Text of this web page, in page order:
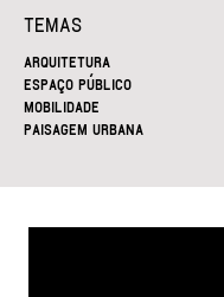
TEMAS
ARQUITETURA
ESPAÇO PÚBLICO
MOBILIDADE
PAISAGEM URBANA